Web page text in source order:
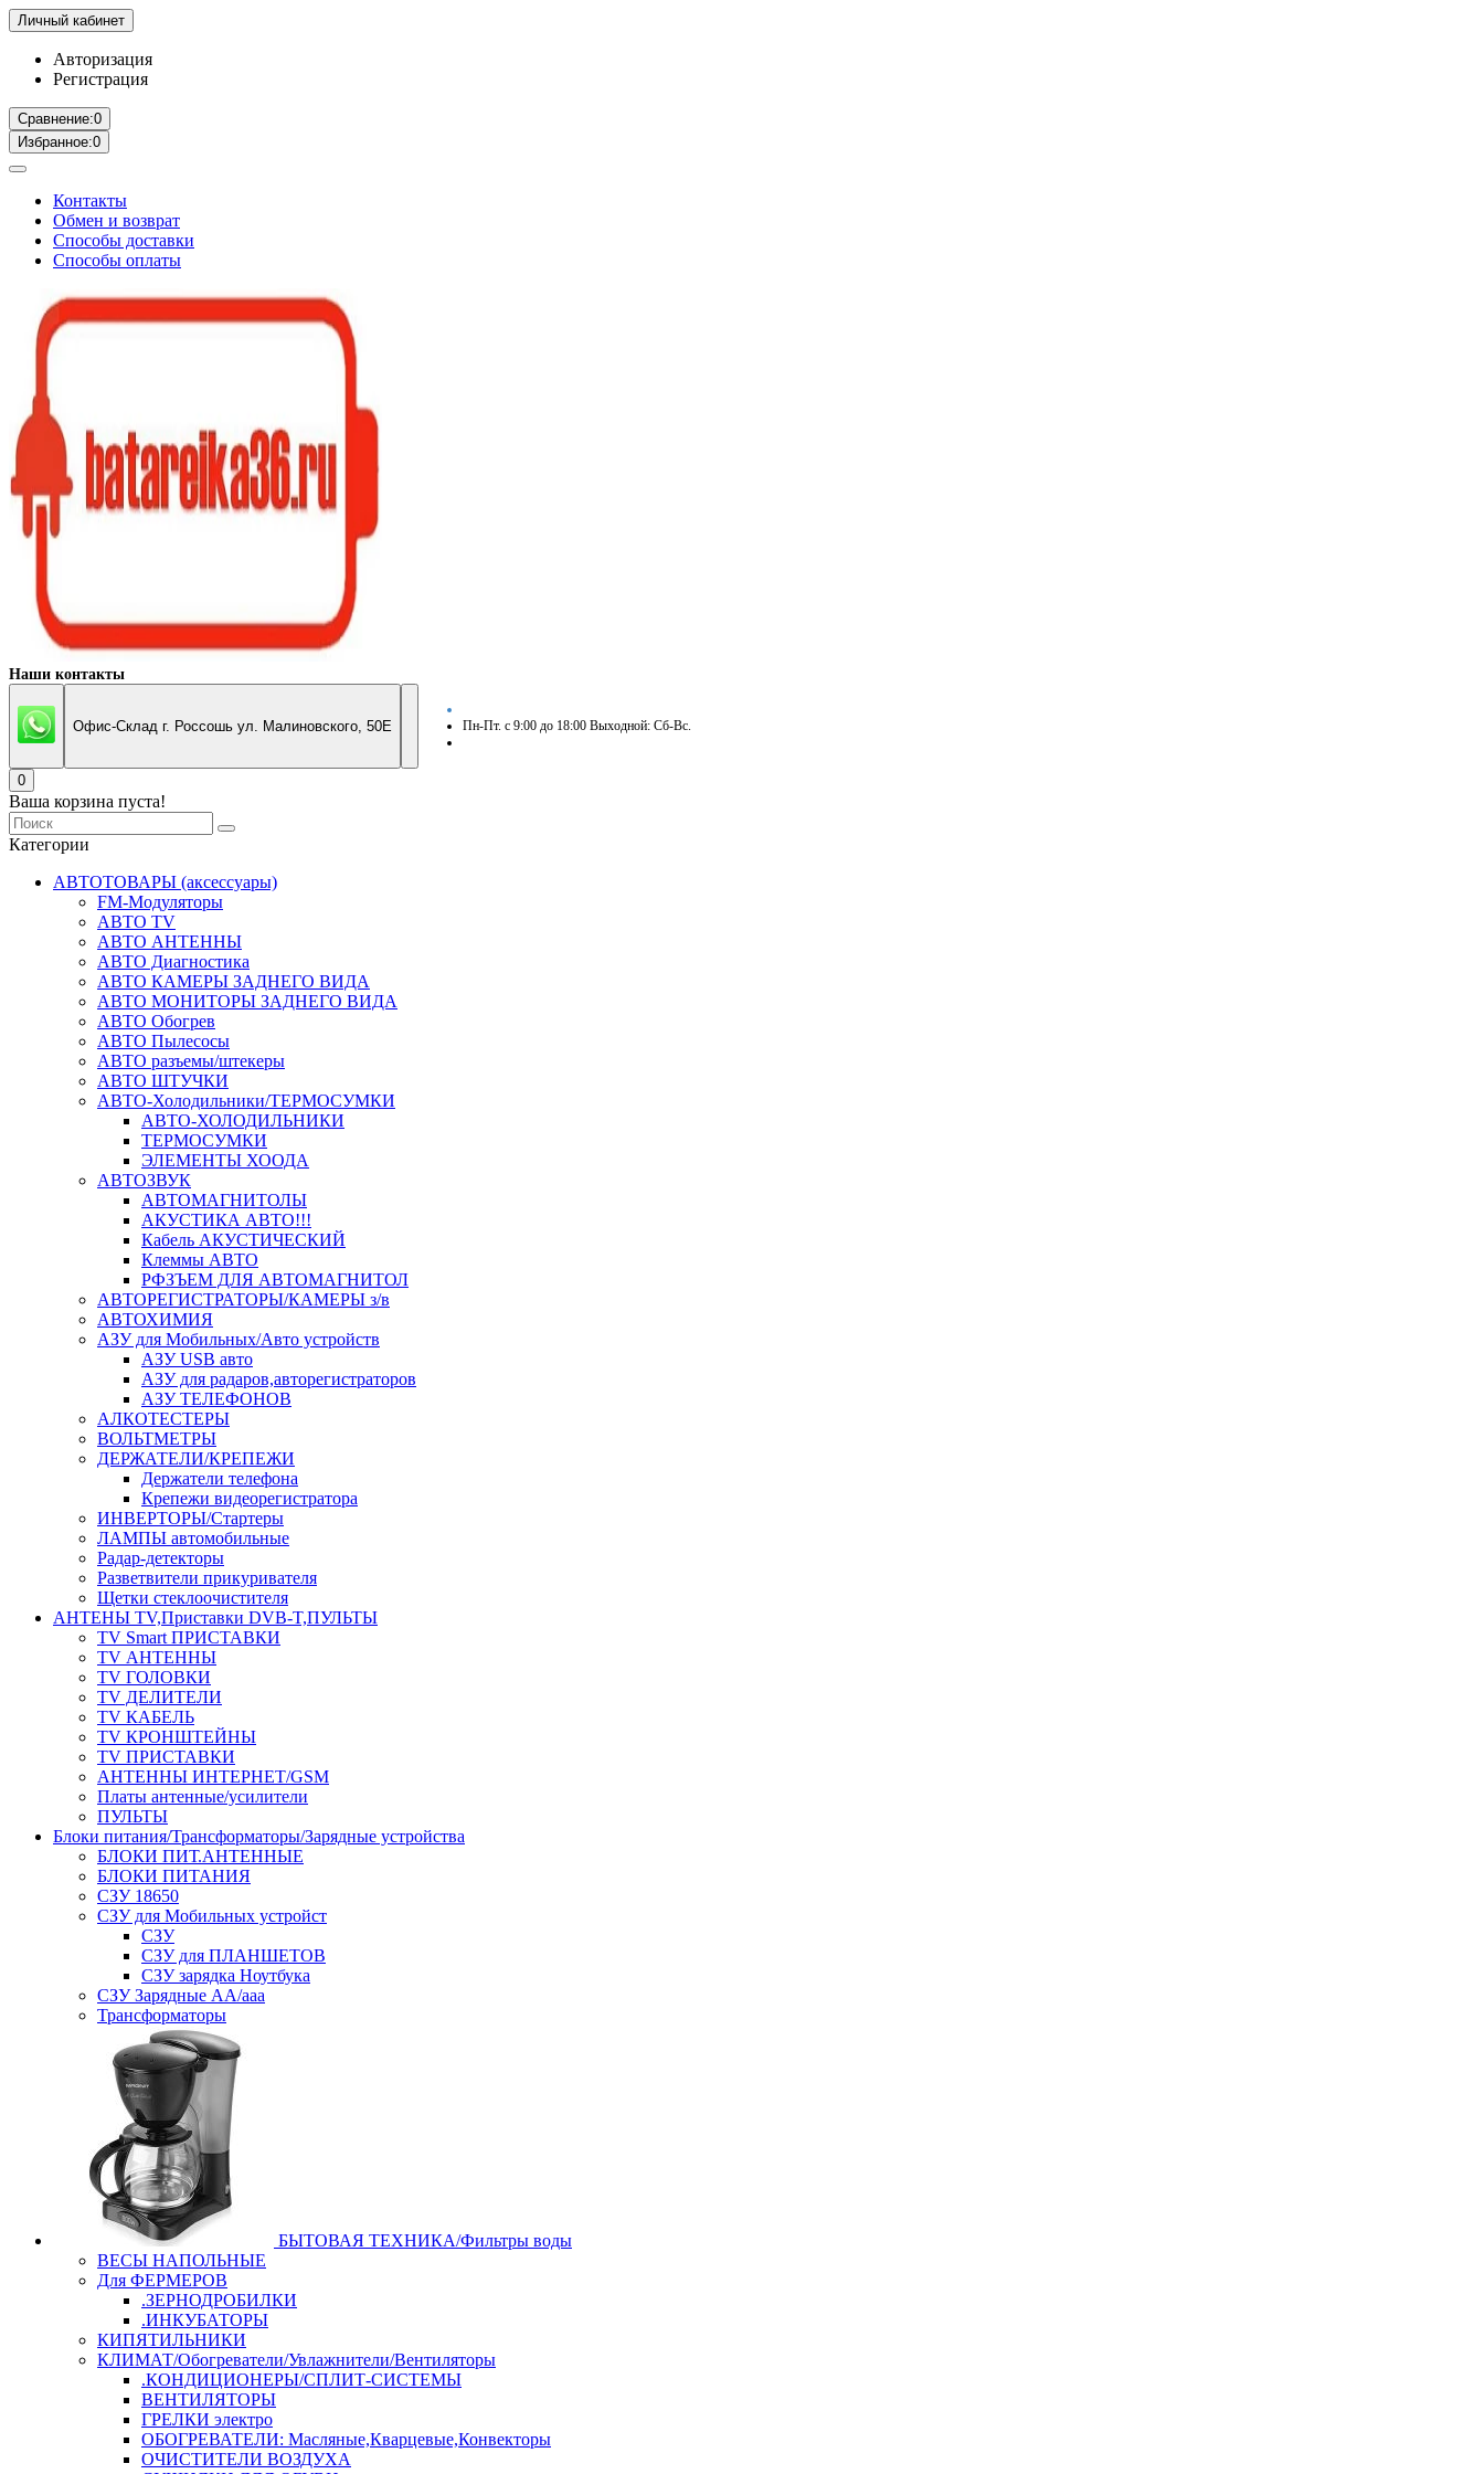
Личный кабинет
Авторизация
Регистрация
Сравнение:0
Избранное:0
Контакты
Обмен и возврат
Способы доставки
Способы оплаты
Наши контакты
Офис-Склад г. Россошь ул. Малиновского, 50Е Пн-Пт. с 9:00 до 18:00 Выходной: Сб-Вс.
0
Ваша корзина пуста!
Категории
АВТОТОВАРЫ (аксессуары)
FM-Модуляторы
АВТО TV
АВТО АНТЕННЫ
АВТО Диагностика
АВТО КАМЕРЫ ЗАДНЕГО ВИДА
АВТО МОНИТОРЫ ЗАДНЕГО ВИДА
АВТО Обогрев
АВТО Пылесосы
АВТО разъемы/штекеры
АВТО ШТУЧКИ
АВТО-Холодильники/ТЕРМОСУМКИ
АВТО-ХОЛОДИЛЬНИКИ
ТЕРМОСУМКИ
ЭЛЕМЕНТЫ ХООДА
АВТОЗВУК
АВТОМАГНИТОЛЫ
АКУСТИКА АВТО!!!
Кабель АКУСТИЧЕСКИЙ
Клеммы АВТО
РФЗЪЕМ ДЛЯ АВТОМАГНИТОЛ
АВТОРЕГИСТРАТОРЫ/КАМЕРЫ з/в
АВТОХИМИЯ
АЗУ для Мобильных/Авто устройств
АЗУ USB авто
АЗУ для радаров,авторегистраторов
АЗУ ТЕЛЕФОНОВ
АЛКОТЕСТЕРЫ
ВОЛЬТМЕТРЫ
ДЕРЖАТЕЛИ/КРЕПЕЖИ
Держатели телефона
Крепежи видеорегистратора
ИНВЕРТОРЫ/Стартеры
ЛАМПЫ автомобильные
Радар-детекторы
Разветвители прикуривателя
Щетки стеклоочистителя
АНТЕНЫ ТV,Приставки DVB-T,ПУЛЬТЫ
TV Smart ПРИСТАВКИ
TV АНТЕННЫ
TV ГОЛОВКИ
TV ДЕЛИТЕЛИ
TV КАБЕЛЬ
TV КРОНШТЕЙНЫ
TV ПРИСТАВКИ
АНТЕННЫ ИНТЕРНЕТ/GSM
Платы антенные/усилители
ПУЛЬТЫ
Блоки питания/Трансформаторы/Зарядные устройства
БЛОКИ ПИТ.АНТЕННЫЕ
БЛОКИ ПИТАНИЯ
СЗУ 18650
СЗУ для Мобильных устройст
СЗУ
СЗУ для ПЛАНШЕТОВ
СЗУ зарядка Ноутбука
СЗУ Зарядные АА/ааа
Трансформаторы
БЫТОВАЯ ТЕХНИКА/Фильтры воды
ВЕСЫ НАПОЛЬНЫЕ
Для ФЕРМЕРОВ
.ЗЕРНОДРОБИЛКИ
.ИНКУБАТОРЫ
КИПЯТИЛЬНИКИ
КЛИМАТ/Обогреватели/Увлажнители/Вентиляторы
.КОНДИЦИОНЕРЫ/СПЛИТ-СИСТЕМЫ
ВЕНТИЛЯТОРЫ
ГРЕЛКИ электро
ОБОГРЕВАТЕЛИ: Масляные,Кварцевые,Конвекторы
ОЧИСТИТЕЛИ ВОЗДУХА